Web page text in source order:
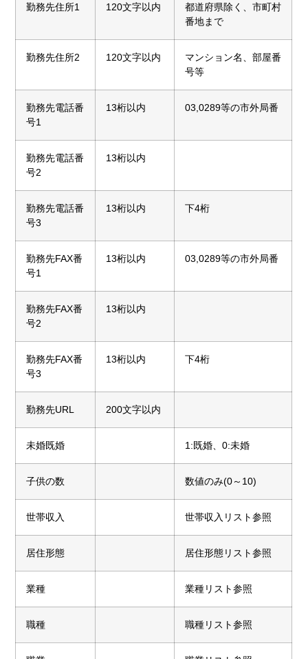
勤務先住所1 120文字以内
都道府県除く、市町村
番地まで
勤務先住所2 120文字以内
マンション名、部屋番
号等
勤務先電話番
号1
13桁以内 03,0289等の市外局番
勤務先電話番
号2
13桁以内
勤務先電話番
号3
13桁以内 下4桁
勤務先FAX番
号1
13桁以内 03,0289等の市外局番
勤務先FAX番
号2
13桁以内
勤務先FAX番
号3
13桁以内 下4桁
勤務先URL 200文字以内
未婚既婚 1:既婚、0:未婚
子供の数 数値のみ(0～10)
世帯収入 世帯収入リスト参照
居住形態 居住形態リスト参照
業種 業種リスト参照
職種 職種リスト参照